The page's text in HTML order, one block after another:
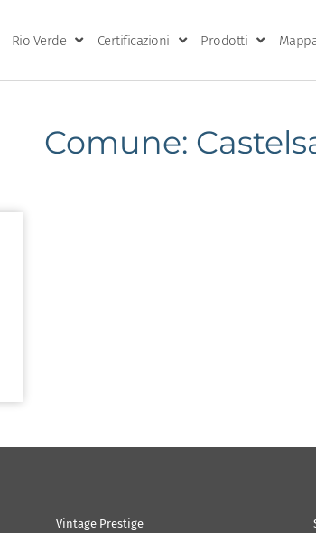
Rio Verde Certificazioni Prodotti
Comune:
Vintage Prestige